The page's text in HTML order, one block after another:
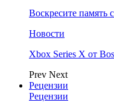
Воскресите память
Новости
Xbox Series X от
Prev Next
Рецензии
Рецензии